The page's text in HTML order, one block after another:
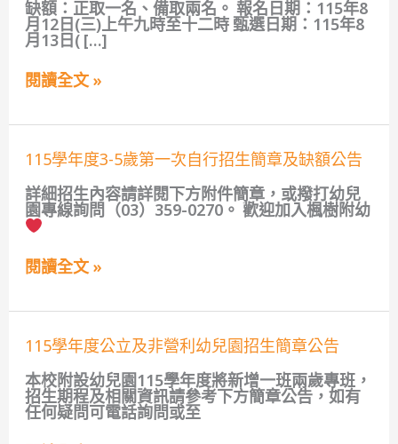
缺額：正取一名、備取兩名。 報名日期：115年8
月12日(三)上午九時至十二時 甄選日期：115年8
月13日( […]
115
學
年
第
一
期
1-
次
定
期
契
約
進
任
工
(部
分
工
時)
閱讀全文 »
115學年度3-5歲第一次自行招生簡章及缺額公告
詳細招生內容請詳閱下方附件簡章，或撥打幼兒
園專線詢問（03）359-0270。 歡迎加入楓樹附幼
115
學
年
度
3-
5
第
自
招
簡
章
及
閱讀全文 »
115學年度公立及非營利幼兒園招生簡章公告
本校附設幼兒園115學年度將新增一班兩歲專班，
招生期程及相關資訊請參考下方簡章公告，如有
任何疑問可電話詢問或至
115
學
年
度
公
立
及